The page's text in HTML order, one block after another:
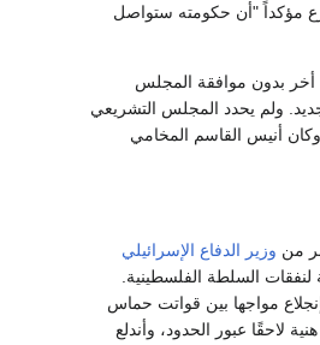
مؤكداً "أن حكومته ستواصل
أخر بدون موافقة المجلس
ولم يحدد المجلس التشريعي
أنيس القاسم المخامي
من وزير الدفاع الإسرائيلي
يقدر من 30 مليون دولار أمريكي، مخصصة لنفقات السلطة الفلسطينية.
مواجها بين قواتت حماس
لاحقًا عبور الحدود، وأندلع